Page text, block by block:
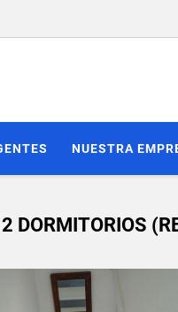
NUESTRA
DORMITORIOS